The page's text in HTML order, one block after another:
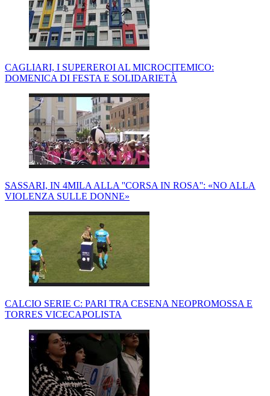
CAGLIARI, I SUPEREROI AL MICROCITEMICO:
DOMENICA DI FESTA E SOLIDARIETÀ
SASSARI, IN 4MILA ALLA ''CORSA IN ROSA'': «NO ALLA
VIOLENZA SULLE DONNE»
CALCIO SERIE C: PARI TRA CESENA NEOPROMOSSA E
TORRES VICECAPOLISTA